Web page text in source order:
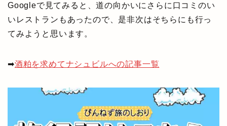
Googleで見てみると、道の向かいにさらに口コミのい
いレストランもあったので、是非次はそちらにも行っ
てみようと思います。
➡酒粕を求めてナシュビルへの記事一覧